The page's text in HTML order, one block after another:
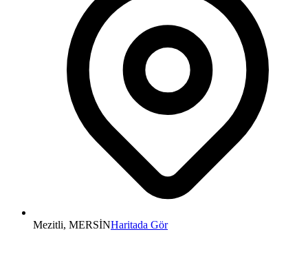
Mezitli, MERSİNHaritada Gör